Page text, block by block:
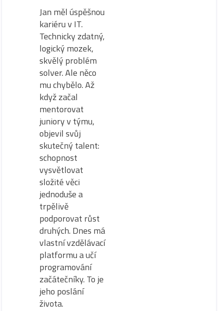
Jan měl úspěšnou
kariéru v IT.
Technicky zdatný,
logický mozek,
skvělý problém
solver. Ale něco
mu chybělo. Až
když začal
mentorovat
juniory v týmu,
objevil svůj
skutečný talent:
schopnost
vysvětlovat
složité věci
jednoduše a
trpělivě
podporovat růst
druhých. Dnes má
vlastní vzdělávací
platformu a učí
programování
začátečníky. To je
jeho poslání
života.